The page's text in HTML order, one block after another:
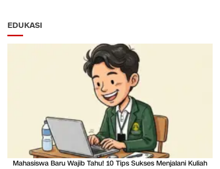
EDUKASI
Mahasiswa Baru Wajib Tahu! 10 Tips Sukses Menjalani Kuliah